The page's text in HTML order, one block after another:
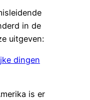
in de
uitgeven:
dingen
is er